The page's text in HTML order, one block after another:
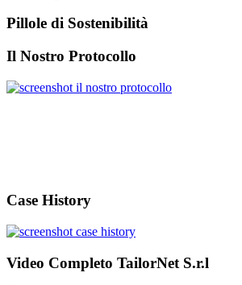
Pillole di Sostenibilità
Il Nostro Protocollo
Case History
Video Completo TailorNet S.r.l